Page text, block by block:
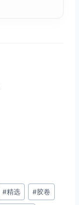
#精选 #胶卷